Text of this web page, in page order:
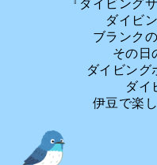
『ダイビング
ダイビ
ブランク
その日
ダイビング
ダイ
伊豆で楽